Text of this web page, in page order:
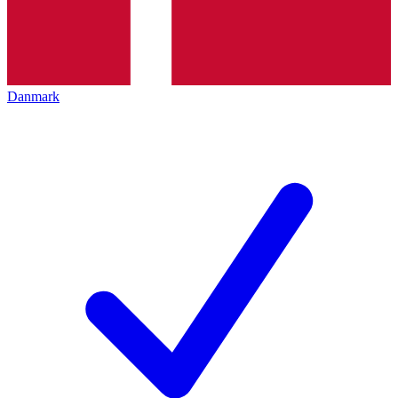
Danmark